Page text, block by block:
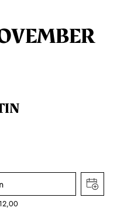
12,00